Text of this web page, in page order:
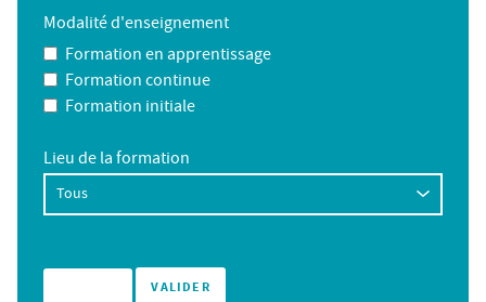
Modalité d'enseignement
Formation en apprentissage
Formation continue
Formation initiale
Lieu de la formation